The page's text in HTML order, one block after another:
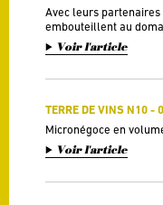
Avec leurs
embouteillent au
Voir l'article
TERRE DE VINS N10 -
Micronégoce en
Voir l'article